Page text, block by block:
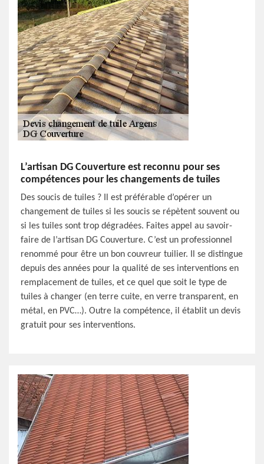
L’artisan DG Couverture est reconnu pour ses
compétences pour les changements de tuiles
Des soucis de tuiles ? Il est préférable d’opérer un
changement de tuiles si les soucis se répètent souvent ou
si les tuiles sont trop dégradées. Faites appel au savoir-
faire de l’artisan DG Couverture. C’est un professionnel
renommé pour être un bon couvreur tuilier. Il se distingue
depuis des années pour la qualité de ses interventions en
remplacement de tuiles, et ce quel que soit le type de
tuiles à changer (en terre cuite, en verre transparent, en
métal, en PVC…). Outre la compétence, il établit un devis
gratuit pour ses interventions.